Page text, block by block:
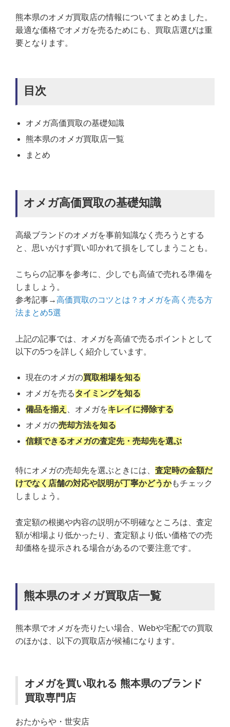
熊本県のオメガ買取店の情報についてまとめました。
最適な価格でオメガを売るためにも、買取店選びは重
要となります。
目次
オメガ高価買取の基礎知識
熊本県のオメガ買取店一覧
まとめ
オメガ高価買取の基礎知識
高級ブランドのオメガを事前知識なく売ろうとする
と、思いがけず買い叩かれて損をしてしまうことも。
こちらの記事を参考に、少しでも高値で売れる準備を
しましょう。
参考記事→高価買取のコツとは？オメガを高く売る方
法まとめ5選
上記の記事では、オメガを高値で売るポイントとして
以下の5つを詳しく紹介しています。
現在のオメガの買取相場を知る
オメガを売るタイミングを知る
備品を揃え
、オメガをキレイに掃除する
オメガの売却方法を知る
信頼できるオメガの査定先・売却先を選ぶ
特にオメガの売却先を選ぶときには、 査定時の金額だ
けでなく店舗の対応や説明が丁寧かどうかもチェック
しましょう。
査定額の根拠や内容の説明が不明確なところは、査定
額が相場より低かったり、査定額より低い価格での売
却価格を提示される場合があるので要注意です。
熊本県のオメガ買取店一覧
熊本県でオメガを売りたい場合、Webや宅配での買取
のほかは、以下の買取店が候補になります。
オメガを買い取れる 熊本県のブランド
買取専門店
おたからや・世安店